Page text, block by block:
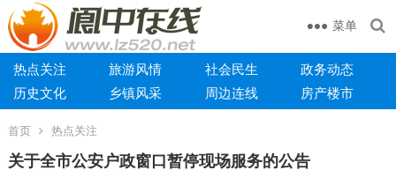
菜单
热点关注 旅游风情 社会民生
政务动态
历史文化
乡镇风采 周边连线 房产楼市
首页 热点关注
关于全市公安户政窗口暂停现场服务的公告